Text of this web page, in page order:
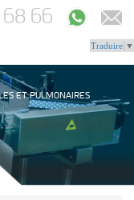
66
Traduire ▼
ET PULMONAIRES